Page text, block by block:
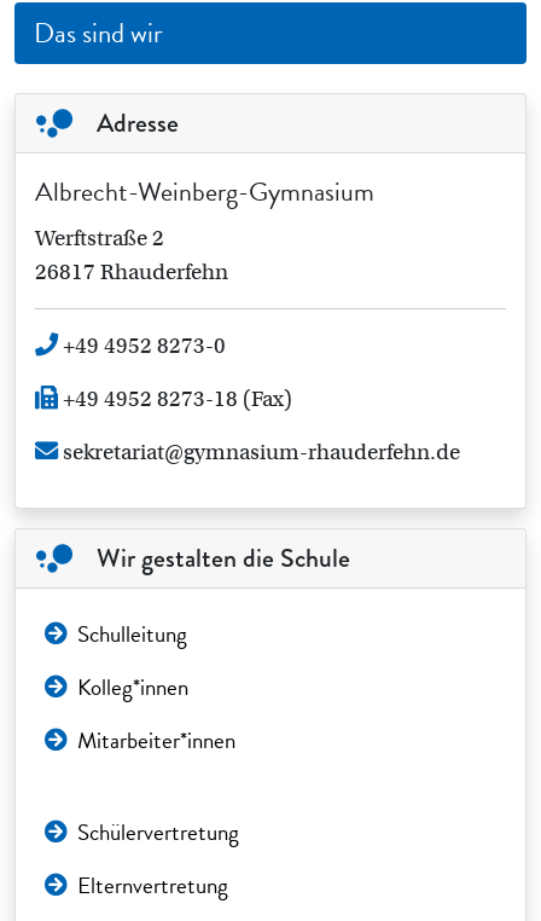
Das sind wir
Adresse
Albrecht-Weinberg-Gymnasium
Werftstraße 2
26817 Rhauderfehn
+49 4952 8273-0
+49 4952 8273-18 (Fax)
sekretariat@gymnasium-rhauderfehn.de
Wir gestalten die Schule
Schulleitung
Kolleg*innen
Mitarbeiter*innen
Schülervertretung
Elternvertretung